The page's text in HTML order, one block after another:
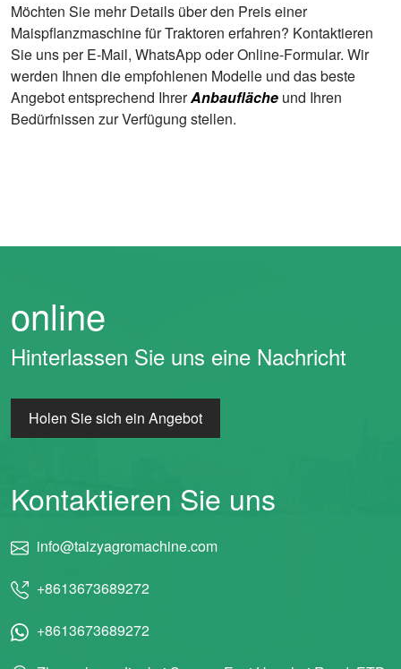
Möchten Sie mehr Details über den Preis einer
Maispflanzmaschine für Traktoren erfahren? Kontaktieren
Sie uns per E-Mail, WhatsApp oder Online-Formular. Wir
werden Ihnen die empfohlenen Modelle und das beste
Angebot entsprechend IhrerAnbaufläche und Ihren
Bedürfnissen zur Verfügung stellen.
online
Hinterlassen Sie uns eine Nachricht
Holen Sie sich ein Angebot
Kontaktieren Sie uns
info@taizyagromachine.com
+8613673689272
+8613673689272